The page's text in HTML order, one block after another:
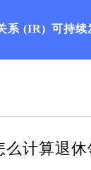
系 (IR) 可持续
计算退休